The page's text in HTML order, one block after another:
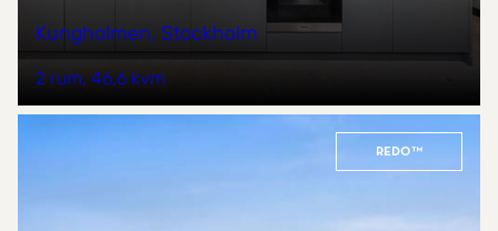
Kungholmen, Stockholm
2 rum 46,6 kvm
REDO™